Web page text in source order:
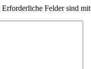
Erforderliche Felder sind mit